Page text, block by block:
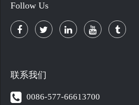
Follow Us
联系我们
0086-577-66613700